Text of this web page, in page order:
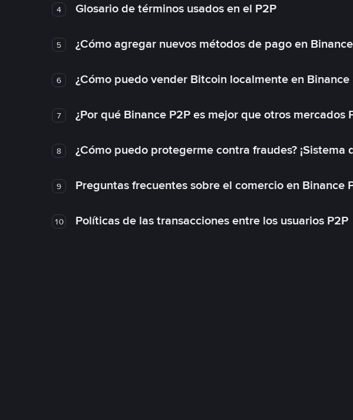
4 Glosario de términos usados en el P2P
5 ¿Cómo agregar nuevos métodos de pago en
6 ¿Cómo puedo vender Bitcoin localmente en Binance
7 ¿Por qué Binance P2P es mejor que otros mercados
8 ¿Cómo puedo protegerme contra fraudes? ¡Sistema
9 Preguntas frecuentes sobre el comercio en Binance
10 Políticas de las transacciones entre los usuarios P2P